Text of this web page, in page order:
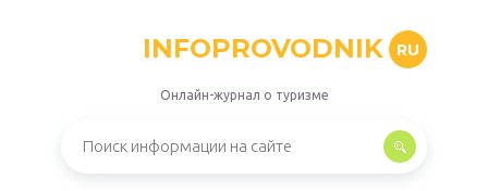
INFOPROVODNIK RU
Онлайн-журнал о туризме